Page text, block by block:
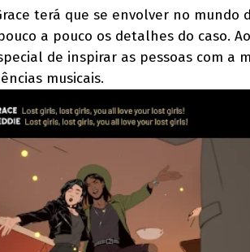
terá que se envolver no mundo
a pouco os detalhes do caso.
de inspirar as pessoas com a
musicais.